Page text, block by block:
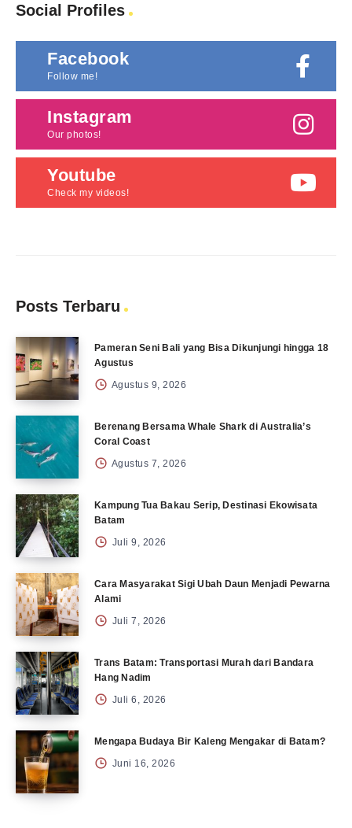
Social Profiles
Facebook
Follow me!
Instagram
Our photos!
Youtube
Check my videos!
Posts Terbaru
Pameran Seni Bali yang Bisa Dikunjungi hingga 18
Agustus
Agustus 9, 2026
Berenang Bersama Whale Shark di Australia’s
Coral Coast
Agustus 7, 2026
Kampung Tua Bakau Serip, Destinasi Ekowisata
Batam
Juli 9, 2026
Cara Masyarakat Sigi Ubah Daun Menjadi Pewarna
Alami
Juli 7, 2026
Trans Batam: Transportasi Murah dari Bandara
Hang Nadim
Juli 6, 2026
Mengapa Budaya Bir Kaleng Mengakar di Batam?
Juni 16, 2026